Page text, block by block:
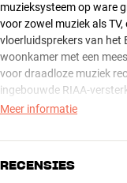
muzieksysteem op ware
voor zowel muziek als
vloerluidsprekers van het
woonkamer met een
voor draadloze muziek
ingebouwde RIAA-
op het systeem.
Sluit het TV-geluid aan
bestaande TV-
automatisch in en uit met
Meer informatie
RECENSIES